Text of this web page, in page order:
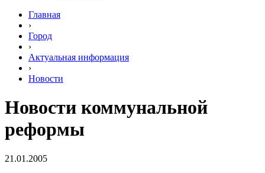
Главная
›
Город
›
Актуальная информация
›
Новости
Новости коммунальной
реформы
21.01.2005